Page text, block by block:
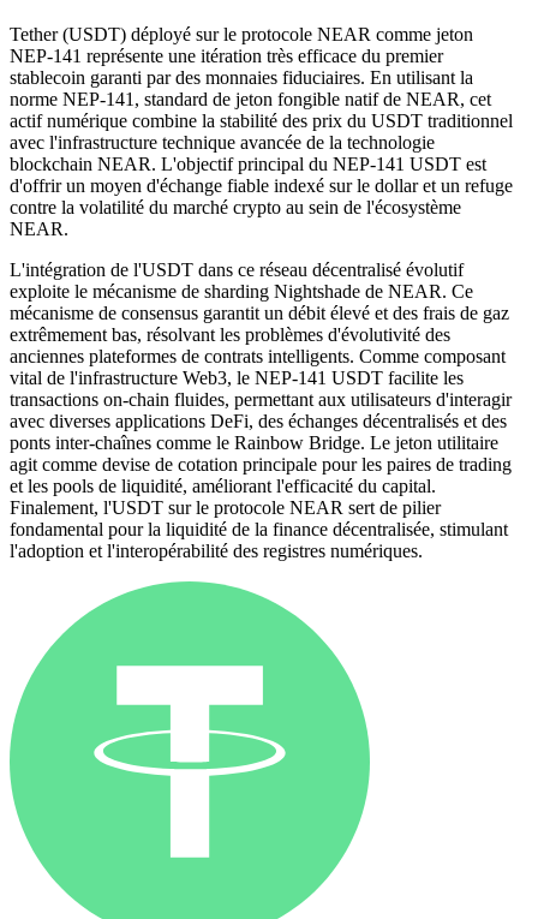
Tether (USDT) déployé sur le protocole NEAR comme jeton
NEP-141 représente une itération très efficace du premier
stablecoin garanti par des monnaies fiduciaires. En utilisant la
norme NEP-141, standard de jeton fongible natif de NEAR, cet
actif numérique combine la stabilité des prix du USDT traditionnel
avec l'infrastructure technique avancée de la technologie
blockchain NEAR. L'objectif principal du NEP-141 USDT est
d'offrir un moyen d'échange fiable indexé sur le dollar et un refuge
contre la volatilité du marché crypto au sein de l'écosystème
NEAR.
L'intégration de l'USDT dans ce réseau décentralisé évolutif
exploite le mécanisme de sharding Nightshade de NEAR. Ce
mécanisme de consensus garantit un débit élevé et des frais de gaz
extrêmement bas, résolvant les problèmes d'évolutivité des
anciennes plateformes de contrats intelligents. Comme composant
vital de l'infrastructure Web3, le NEP-141 USDT facilite les
transactions on-chain fluides, permettant aux utilisateurs d'interagir
avec diverses applications DeFi, des échanges décentralisés et des
ponts inter-chaînes comme le Rainbow Bridge. Le jeton utilitaire
agit comme devise de cotation principale pour les paires de trading
et les pools de liquidité, améliorant l'efficacité du capital.
Finalement, l'USDT sur le protocole NEAR sert de pilier
fondamental pour la liquidité de la finance décentralisée, stimulant
l'adoption et l'interopérabilité des registres numériques.